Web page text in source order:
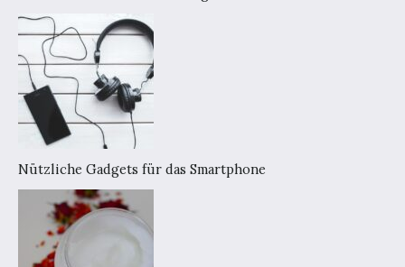
Nützliche Gadgets für das Smartphone